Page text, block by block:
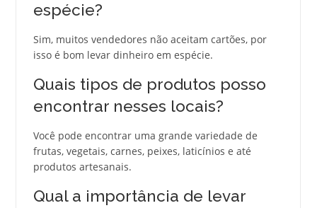
espécie?
Sim, muitos vendedores não aceitam cartões, por
isso é bom levar dinheiro em espécie.
Quais tipos de produtos posso
encontrar nesses locais?
Você pode encontrar uma grande variedade de
frutas, vegetais, carnes, peixes, laticínios e até
produtos artesanais.
Qual a importância de levar